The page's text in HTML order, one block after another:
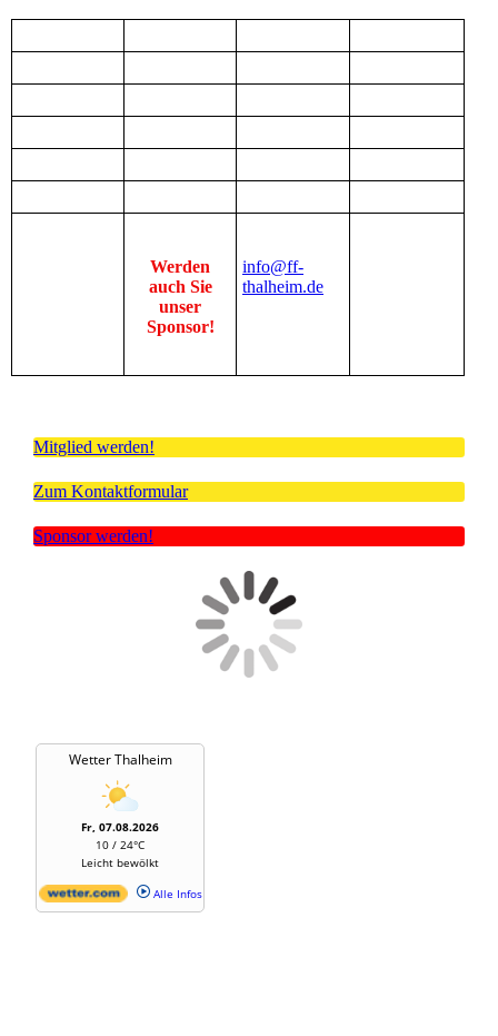
Werden
auch Sie
unser
Sponsor!
info@ff-
thalheim.de
Mitglied werden!
Zum Kontaktformular
Sponsor werden!